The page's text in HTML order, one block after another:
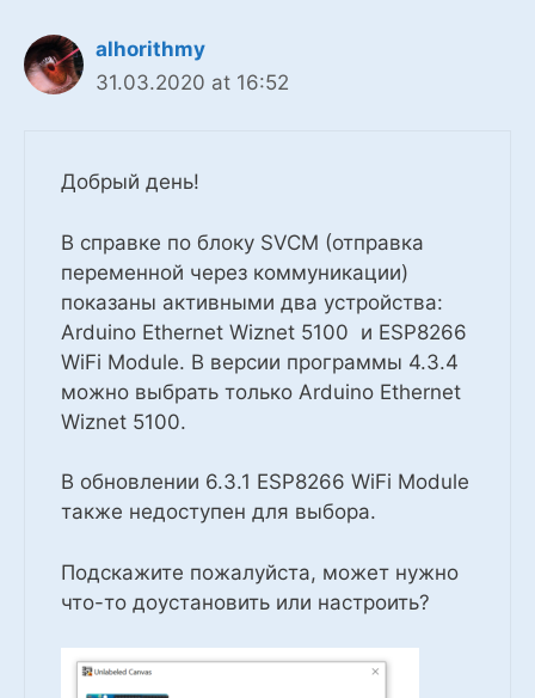
alhorithmy
31.03.2020 at 16:52
Добрый день!
В справке по блоку SVCM (отправка
переменной через коммуникации)
показаны активными два устройства:
Arduino Ethernet Wiznet 5100 и ESP8266
WiFi Module. В версии программы 4.3.4
можно выбрать только Arduino Ethernet
Wiznet 5100.
В обновлении 6.3.1 ESP8266 WiFi Module
также недоступен для выбора.
Подскажите пожалуйста, может нужно
что-то доустановить или настроить?